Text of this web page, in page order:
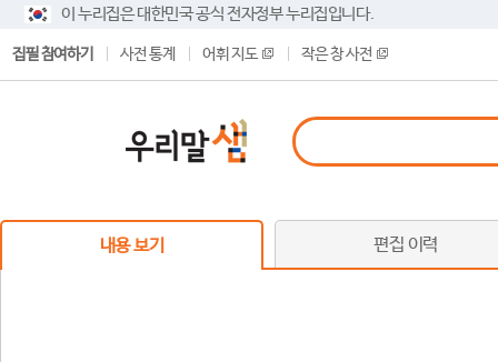
이 누리집은 대한민국 공식 전자정부 누리집입니다.
집필 참여하기 사전 통계 어휘 지도 작은 창 사전
내용 보기 편집 이력